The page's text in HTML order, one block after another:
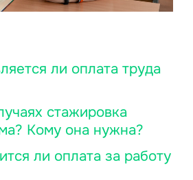
ли оплата труда
стажировка
Кому она нужна?
ли оплата за работу